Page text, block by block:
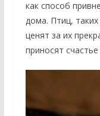
как способ
дома. Птиц, таких
ценят за их
приносят счастье